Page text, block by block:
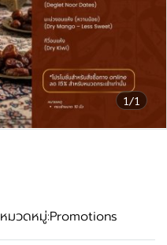
1/1
หมวดหมู่:Promotions